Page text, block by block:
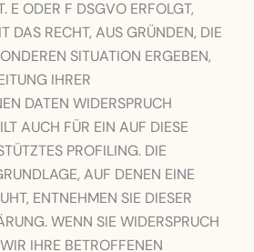
E ODER F DSGVO ERFOLGT,
DAS RECHT, AUS GRÜNDEN, DIE
SITUATION ERGEBEN,
IHRER
DATEN WIDERSPRUCH
AUCH FÜR EIN AUF DIESE
PROFILING. DIE
AUF DENEN EINE
ENTNEHMEN SIE DIESER
WENN SIE WIDERSPRUCH
IHRE BETROFFENEN